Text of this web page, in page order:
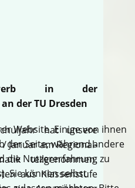
in der
der TU Dresden
hat unsere
Januar am Regional-
teilgenommen.
aus Klassenstufe
Website. Einige von ihnen
der Seite, während andere
die Nutzererfahrung zu
Sie können selbst